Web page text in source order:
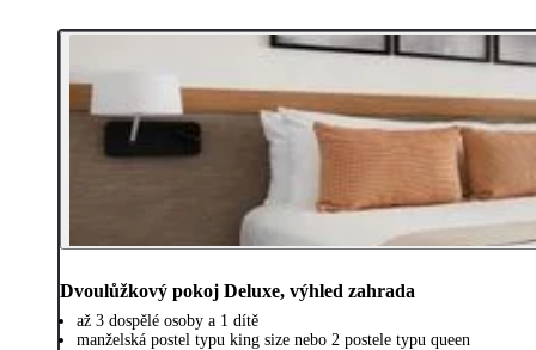
Dvoulůžkový pokoj Deluxe, výhled zahrada
až 3 dospělé osoby a 1 dítě
manželská postel typu king size nebo 2 postele typu queen